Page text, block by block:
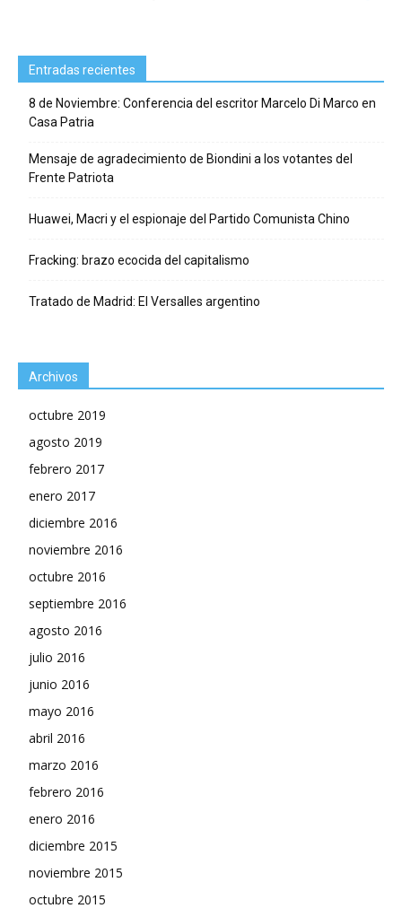
Entradas recientes
8 de Noviembre: Conferencia del escritor Marcelo Di Marco en
Casa Patria
Mensaje de agradecimiento de Biondini a los votantes del
Frente Patriota
Huawei, Macri y el espionaje del Partido Comunista Chino
Fracking: brazo ecocida del capitalismo
Tratado de Madrid: El Versalles argentino
Archivos
octubre 2019
agosto 2019
febrero 2017
enero 2017
diciembre 2016
noviembre 2016
octubre 2016
septiembre 2016
agosto 2016
julio 2016
junio 2016
mayo 2016
abril 2016
marzo 2016
febrero 2016
enero 2016
diciembre 2015
noviembre 2015
octubre 2015